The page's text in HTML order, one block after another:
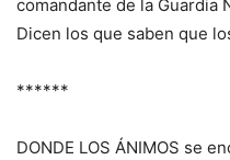
comandante de la Guardia
Dicen los que saben que
******
DONDE LOS ÁNIMOS se